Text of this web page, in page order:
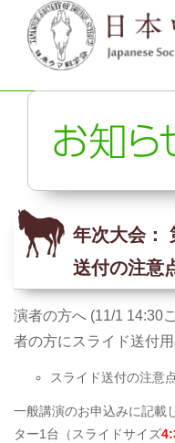
年次大会：
送付の注意
演者の方へ (11/1 14:30
者の方にスライド送付
スライド送付の注意
一般講演のお申込みに記載
ター1台（スライドサイズ